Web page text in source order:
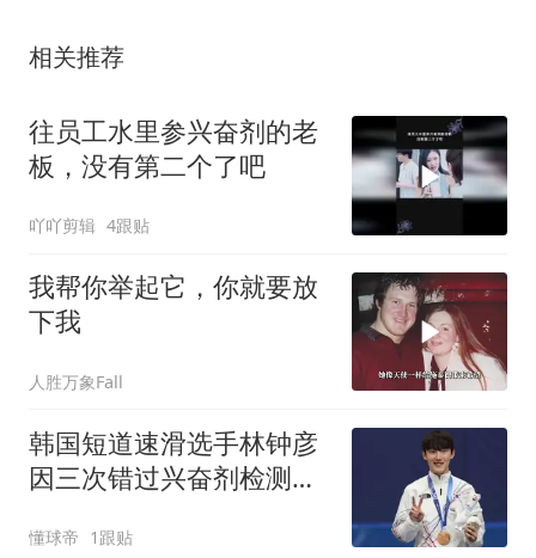
相关推荐
往员工水里参兴奋剂的老
板，没有第二个了吧
吖吖剪辑 4跟贴
我帮你举起它，你就要放
下我
人胜万象Fall
韩国短道速滑选手林钟彦
因三次错过兴奋剂检测，
懂球帝 1跟贴